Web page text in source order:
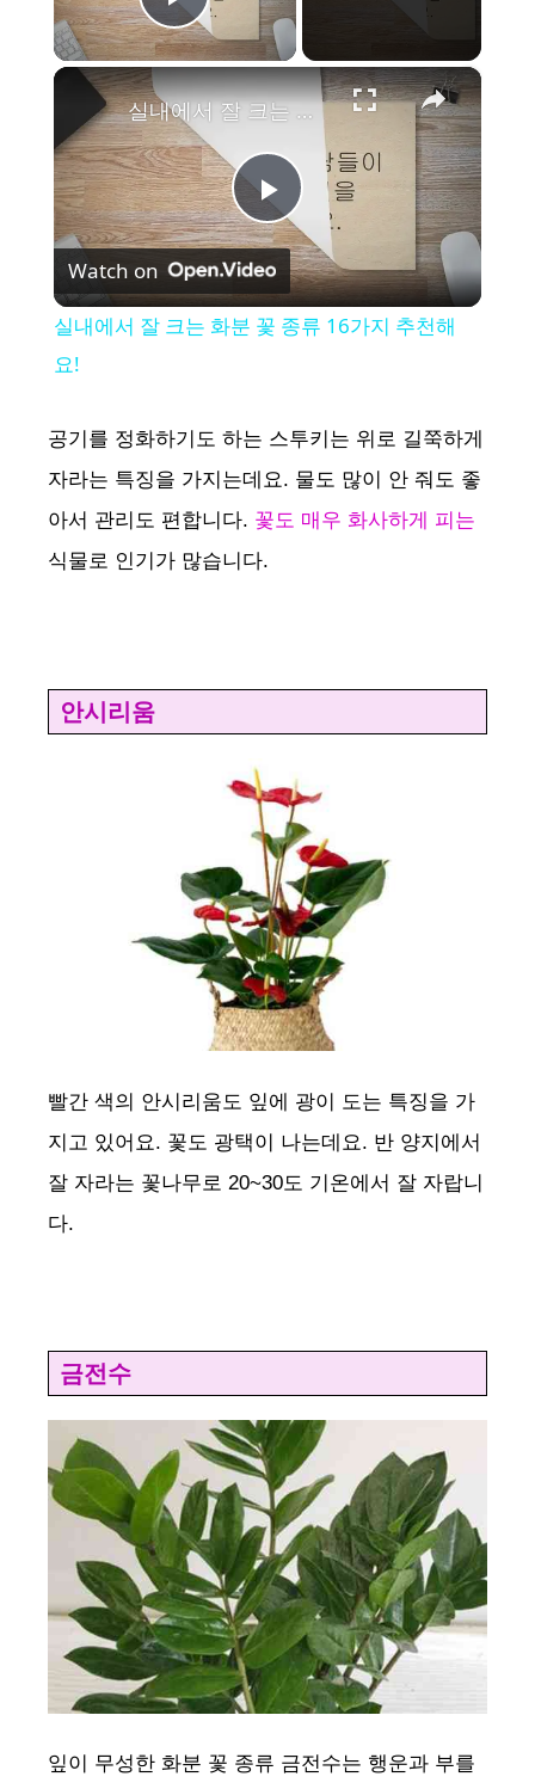
Play Video
×
P
l
y
V
i
e
o
실내에서 잘 크는 화분 꽃 종류 16가지 추천해요!
Watch on
실내에서 잘 크는 화분 꽃 종류 16가지 추천해
요!
공기를 정화하기도 하는 스투키는 위로 길쭉하게
자라는 특징을 가지는데요. 물도 많이 안 줘도 좋
아서 관리도 편합니다. 꽃도 매우 화사하게 피는
식물로 인기가 많습니다.
안시리움
빨간 색의 안시리움도 잎에 광이 도는 특징을 가
지고 있어요. 꽃도 광택이 나는데요. 반 양지에서
잘 자라는 꽃나무로 20~30도 기온에서 잘 자랍니
다.
금전수
잎이 무성한 화분 꽃 종류 금전수는 행운과 부를